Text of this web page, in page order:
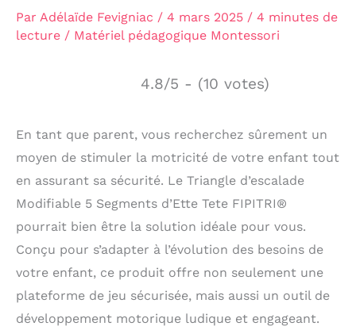
Par Adélaïde Fevigniac / 4 mars 2025 / 4 minutes de
lecture / Matériel pédagogique Montessori
4.8/5 - (10 votes)
En tant que parent, vous recherchez sûrement un
moyen de stimuler la motricité de votre enfant tout
en assurant sa sécurité. Le Triangle d’escalade
Modifiable 5 Segments d’Ette Tete FIPITRI®
pourrait bien être la solution idéale pour vous.
Conçu pour s’adapter à l’évolution des besoins de
votre enfant, ce produit offre non seulement une
plateforme de jeu sécurisée, mais aussi un outil de
développement motorique ludique et engageant.